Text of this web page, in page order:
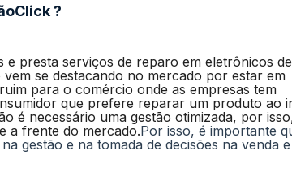
?
presta serviços de reparo em eletrônicos de
se destacando no mercado por estar em
para o comércio onde as empresas tem
que prefere reparar um produto ao
é necessário uma gestão otimizada, por
a frente do mercado.Por isso, é importante
gestão e na tomada de decisões na venda e